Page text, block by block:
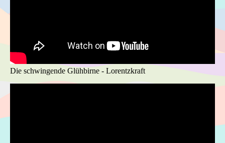
Die schwingende Glühbirne - Lorentzkraft